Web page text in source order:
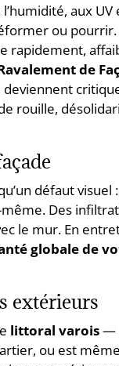
aux UV
ou
rapidement,
de
deviennent
rouille,
défaut visuel
Des
le mur. En
globale de
extérieurs
littoral varois—
ou est